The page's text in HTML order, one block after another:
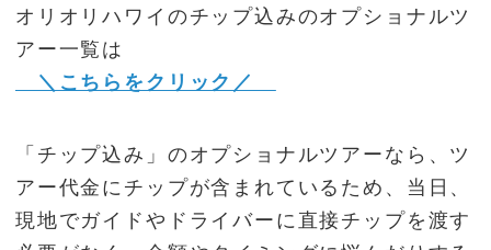
オリオリハワイのチップ込みのオプショナルツ
アー一覧は
＼こちらをクリック／
「チップ込み」のオプショナルツアーなら、ツ
アー代金にチップが含まれているため、当日、
現地でガイドやドライバーに直接チップを渡す